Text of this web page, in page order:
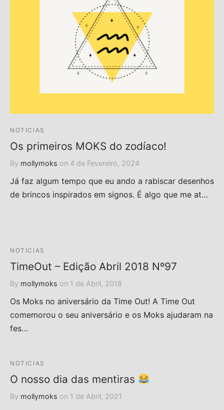
NOTICIAS
Os primeiros MOKS do zodíaco!
By mollymoks on 4 de Fevereiro, 2024
Já faz algum tempo que eu ando a rabiscar desenhos
de brincos inspirados em signos. É algo que me at…
NOTICIAS
TimeOut – Edição Abril 2018 Nº97
By mollymoks on 1 de Abril, 2018
Os Moks no aniversário da Time Out! A Time Out
comemorou o seu aniversário e os Moks ajudaram na
fes…
NOTICIAS
O nosso dia das mentiras
By mollymoks on 1 de Abril, 2021